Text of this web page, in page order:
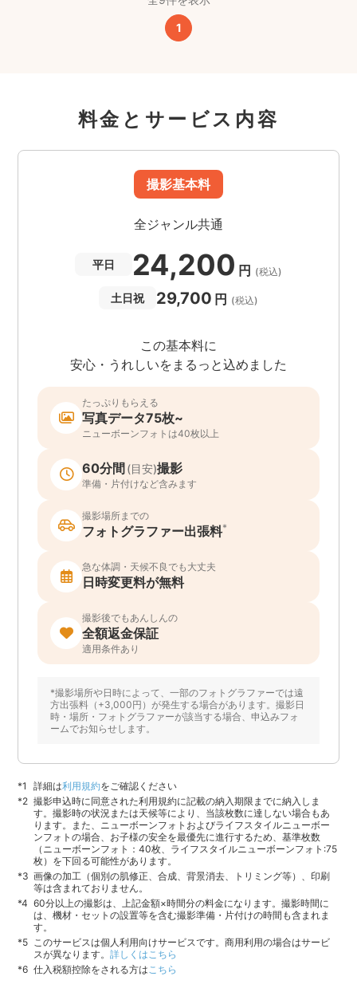
1
料金とサービス内容
撮影基本料
全ジャンル共通
平日 24,200 円 (税込)
土日祝 29,700 円 (税込)
この基本料に
安心・うれしいをまるっと込めました
たっぷりもらえる
写真データ75枚~
ニューボーンフォトは40枚以上
60分間 (目安)撮影
準備・片付けなど含みます
撮影場所までの
フォトグラファー出張料*
急な体調・天候不良でも大丈夫
日時変更料が無料
撮影後でもあんしんの
全額返金保証
適用条件あり
*撮影場所や日時によって、一部のフォトグラファーでは遠
方出張料（+3,000円）が発生する場合があります。撮影日
時・場所・フォトグラファーが該当する場合、申込みフォ
ームでお知らせします。
詳細は利用規約をご確認ください
撮影申込時に同意された利用規約に記載の納入期限までに納入しま
す。撮影時の状況または天候等により、当該枚数に達しない場合もあ
ります。また、ニューボーンフォトおよびライフスタイルニューボー
ンフォトの場合、お子様の安全を最優先に進行するため、基準枚数
（ニューボーンフォト：40枚、ライフスタイルニューボーンフォト:75
枚）を下回る可能性があります。
画像の加工（個別の肌修正、合成、背景消去、トリミング等）、印刷
等は含まれておりません。
60分以上の撮影は、上記金額×時間分の料金になります。撮影時間に
は、機材・セットの設置等を含む撮影準備・片付けの時間も含まれま
す。
このサービスは個人利用向けサービスです。商用利用の場合はサービ
スが異なります。詳しくはこちら
仕入税額控除をされる方は こちら